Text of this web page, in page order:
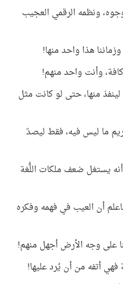
ونظمه الرقمي العجيب
هذا واحد منها!
كافة، وأنت واحد منهم!
منها، حتى لو كانت مثل
ما ليس فيه، فقط ليصدّ
يستغل ضعف ملكات اللُّغة
أن العيب في فهمه وفكره
على وجه الأرض أجهل منهم!
أتفه من أن يُرد عليها!